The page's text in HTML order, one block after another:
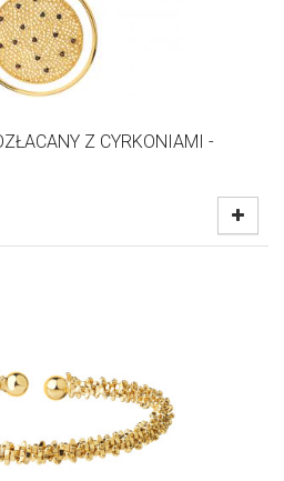
Z CYRKONIAMI -